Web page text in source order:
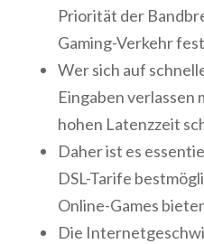
Priorität der
Gaming-Verkehr
Wer sich auf
Eingaben verlassen
hohen Latenzzeit
Daher ist es
DSL-Tarife
Online-Games
Die